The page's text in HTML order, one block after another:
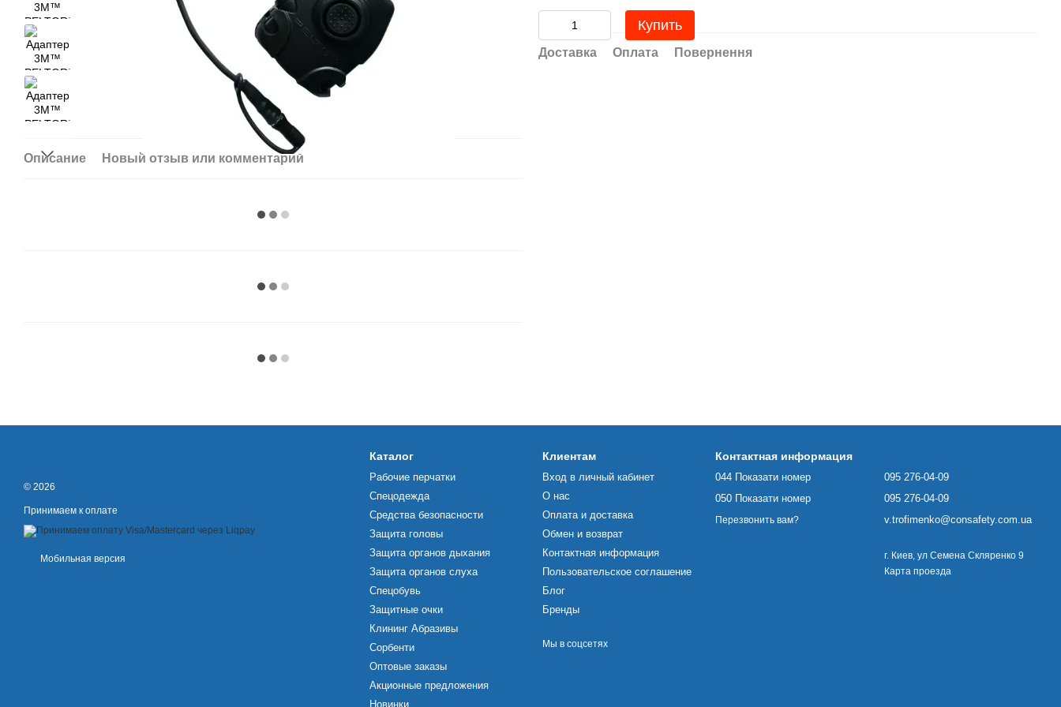
Описание Новый отзыв или комментарий
Купить
Доставка Оплата Повернення
© 2026
Принимаем к оплате
Мобильная версия
Каталог
Рабочие перчатки
Спецодежда
Средства безопасности
Защита головы
Защита органов дыхания
Защита органов слуха
Спецобувь
Защитные очки
Клининг Абразивы
Сорбенти
Оптовые заказы
Акционные предложения
Новинки
Клиентам
Вход в личный кабинет
О нас
Оплата и доставка
Обмен и возврат
Контактная информация
Пользовательское соглашение
Блог
Бренды
Мы в соцсетях
Контактная информация
044 Показати номер
050 Показати номер
Перезвонить вам?
095 276-04-09
095 276-04-09
v.trofimenko@consafety.com.ua
г. Киев, ул Семена Скляренко 9
Карта проезда